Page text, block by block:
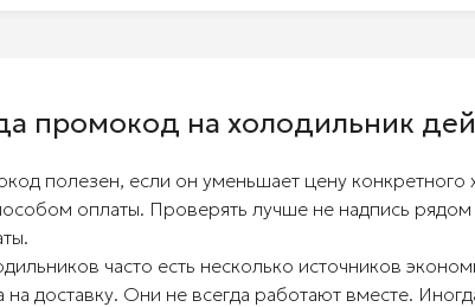
промокод на холодильник
полезен, если он уменьшает цену конкретного
оплаты. Проверять лучше не надпись
часто есть несколько источников
на доставку. Они не всегда работают вместе.